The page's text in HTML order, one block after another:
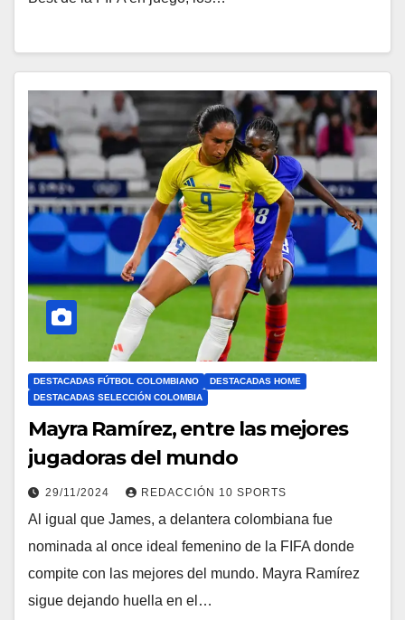
DESTACADAS FÚTBOL COLOMBIANO
DESTACADAS HOME
DESTACADAS SELECCIÓN COLOMBIA
Mayra Ramírez, entre las mejores
jugadoras del mundo
29/11/2024 REDACCIÓN 10 SPORTS
Al igual que James, a delantera colombiana fue
nominada al once ideal femenino de la FIFA donde
compite con las mejores del mundo. Mayra Ramírez
sigue dejando huella en el…